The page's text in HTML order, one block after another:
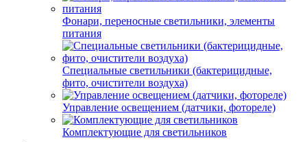
Фонари, переносные светильники, элементы
питания
Специальные светильники (бактерицидные,
фито, очистители воздуха)
Управление освещением (датчики, фотореле)
Комплектующие для светильников